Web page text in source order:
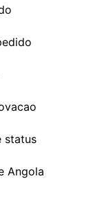
status
Angola